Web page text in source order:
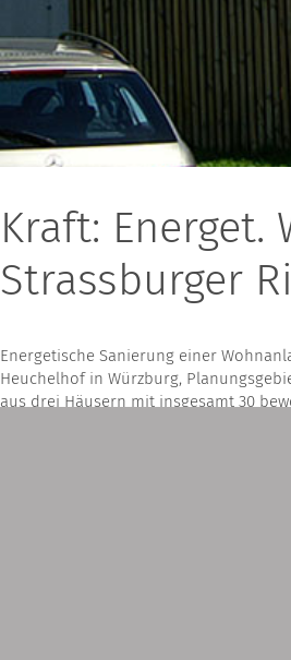
Kraft:
Strassburger
Energetische Sanierung einer
Heuchelhof in Würzburg,
aus drei Häusern mit insgesamt 30